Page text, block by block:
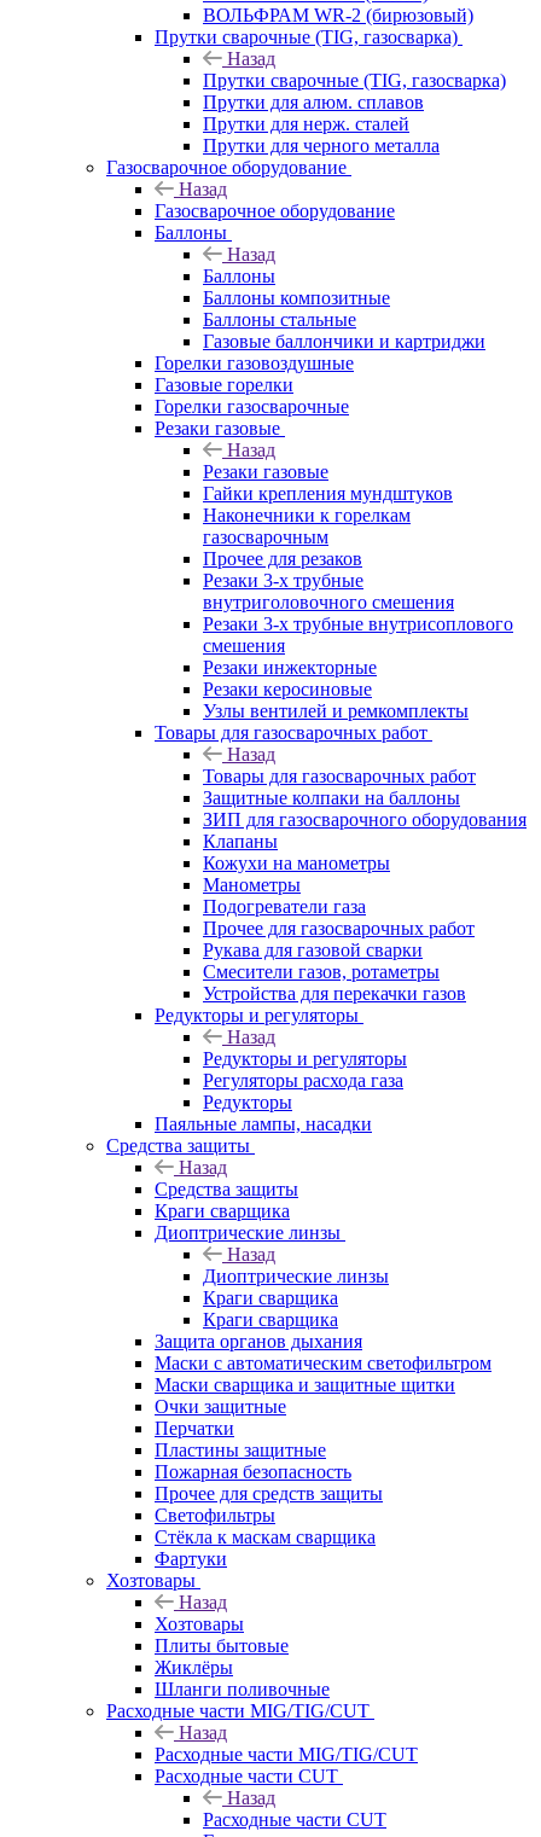
ВОЛЬФРАМ WR-2 (бирюзовый)
Прутки сварочные (TIG, газосварка)
Назад
Прутки сварочные (TIG, газосварка)
Прутки для алюм. сплавов
Прутки для нерж. сталей
Прутки для черного металла
Газосварочное оборудование
Назад
Газосварочное оборудование
Баллоны
Назад
Баллоны
Баллоны композитные
Баллоны стальные
Газовые баллончики и картриджи
Горелки газовоздушные
Газовые горелки
Горелки газосварочные
Резаки газовые
Назад
Резаки газовые
Гайки крепления мундштуков
Наконечники к горелкам
газосварочным
Прочее для резаков
Резаки 3-х трубные
внутриголовочного смешения
Резаки 3-х трубные внутрисоплового
смешения
Резаки инжекторные
Резаки керосиновые
Узлы вентилей и ремкомплекты
Товары для газосварочных работ
Назад
Товары для газосварочных работ
Защитные колпаки на баллоны
ЗИП для газосварочного оборудования
Клапаны
Кожухи на манометры
Манометры
Подогреватели газа
Прочее для газосварочных работ
Рукава для газовой сварки
Смесители газов, ротаметры
Устройства для перекачки газов
Редукторы и регуляторы
Назад
Редукторы и регуляторы
Регуляторы расхода газа
Редукторы
Паяльные лампы, насадки
Средства защиты
Назад
Средства защиты
Краги сварщика
Диоптрические линзы
Назад
Диоптрические линзы
Краги сварщика
Краги сварщика
Защита органов дыхания
Маски с автоматическим светофильтром
Маски сварщика и защитные щитки
Очки защитные
Перчатки
Пластины защитные
Пожарная безопасность
Прочее для средств защиты
Светофильтры
Стёкла к маскам сварщика
Фартуки
Хозтовары
Назад
Хозтовары
Плиты бытовые
Жиклёры
Шланги поливочные
Расходные части MIG/TIG/CUT
Назад
Расходные части MIG/TIG/CUT
Расходные части CUT
Назад
Расходные части CUT